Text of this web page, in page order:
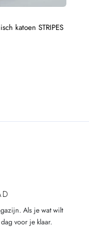
katoen STRIPES
Als je wat wilt
voor je klaar.